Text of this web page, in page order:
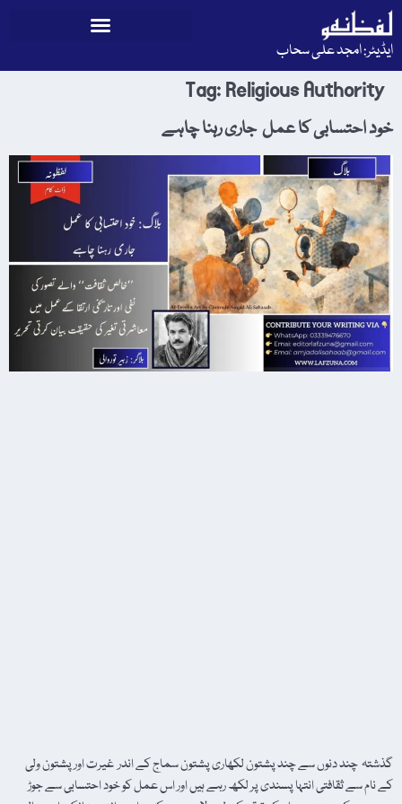
ایڈیٹر: امجد علی سحاب
Tag:Religious Authority
خود احتسابی کا عمل جاری رہنا چاہے
گذشتہ چند دنوں سے چند پشتون لکھاری پشتون سماج کے اندر غیرت اور پشتون ولی
کے نام سے ثقافتی انتہا پسندی پر لکھ رہے ہیں اور اس عمل کو خود احتسابی سے جوڑ